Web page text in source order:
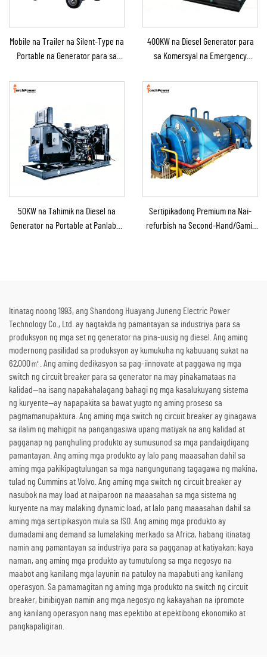
Mobile na Trailer na Silent-Type na
Portable na Generator para sa
400KW na Diesel Generator para
sa Komersyal na Emergency
Suplay ng Kuryente
50KW na Tahimik na Diesel na
Generator na Portable at Panlabas
Sertipikadong Premium na Nai-
refurbish na Second-Hand/Gamit
Itinatag noong 1993, ang Shandong Huayang Juneng Electric Power
Technology Co., Ltd. ay nagtakda ng pamantayan sa industriya para sa
produksyon ng mga set ng generator na pina-uusig ng diesel. Ang aming
modernong pasilidad sa produksyon ay kumukuha ng kabuuang sukat na
62,000㎡. Ang aming dedikasyon sa pag-iinnovate at paggawa ng mga
switch ng circuit breaker para sa generator na may pinakamataas na
kalidad—na isang napakahalagang bahagi ng mga kasalukuyang sistema
ng kuryente—ay napapakita sa bawat yugto ng aming proseso sa
pagmamanupaktura. Ang aming mga switch ng circuit breaker ay ginagawa
sa ilalim ng mahigpit na pangangasiwa upang matiyak na ang kalidad at
pagganap ng panghuling produkto ay sumusunod sa mga pandaigdigang
pamantayan. Ang aming mga produkto ay lalo pang maaasahan dahil sa
aming mga pakikipagtulungan sa mga nangungunang tagagawa ng makina,
tulad ng Cummins at Volvo. Ang aming mga switch ng circuit breaker ay
nasubok na may load at naiparoon na maaasahan sa mga sistema ng
kuryente na may malaking dynamic load, at lalo pang maaasahan dahil sa
aming mga sertipikasyon mula sa ISO. Ang aming mga produkto ay
dumadami ang demand sa lumalaking merkado sa Africa, habang itinatag
namin ang pamantayan sa industriya para sa pagganap at katiyakan; kaya
naman, ang aming mga produkto ay tumutulong sa mga negosyo na
maabot ang kanilang mga layunin na patuloy na mapabuti ang kanilang
operasyon. Sa pamamagitan ng aming mga produkto na switch ng circuit
breaker, binibigyan namin ang mga negosyo ng kakayahan na ipromote
ang kanilang operasyon nang mas epektibo at epektibong ekonomiko at
pangkapaligiran.